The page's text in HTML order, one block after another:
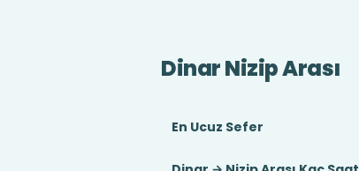
Dinar Nizip Arası
En Ucuz Sefer